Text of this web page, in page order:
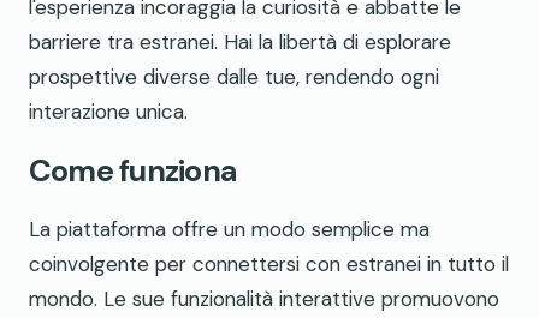
l'esperienza incoraggia la curiosità e abbatte le
barriere tra estranei. Hai la libertà di esplorare
prospettive diverse dalle tue, rendendo ogni
interazione unica.
Come funziona
La piattaforma offre un modo semplice ma
coinvolgente per connettersi con estranei in tutto il
mondo. Le sue funzionalità interattive promuovono